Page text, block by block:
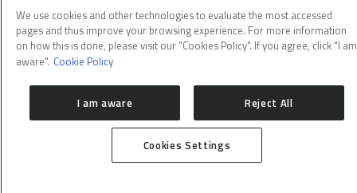
PC 517429
OBJETO:
Montagem de painéis para RF
CONTATO:
gabriela.radomile@cnpem.br
ENCERRAMENTO:
21/05/2021
We use cookies and other technologies to evaluate the most accessed
pages and thus improve your browsing experience. For more information
on how this is done, please visit our "Cookies Policy". If you agree, click "I am
aware". Cookie Policy
I am aware Reject All
Cookies Settings